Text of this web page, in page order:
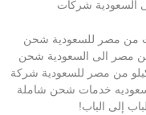
السعودية شركات
من مصر للسعودية شحن
مصر الى السعودية شحن
من مصر للسعودية شركة
خدمات شحن شاملة
إلى الباب!